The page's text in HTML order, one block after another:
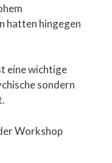
hatten hingegen
eine wichtige
sondern
Workshop